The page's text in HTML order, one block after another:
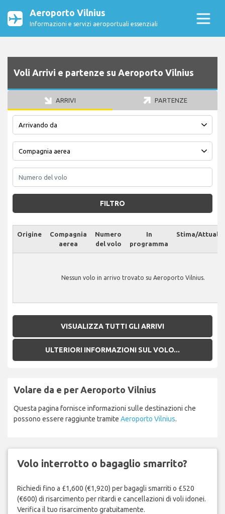
Aeroporto Vilnius
Informazioni e servizi aeroportuali essenziali
Voli Arrivi e partenze su Aeroporto Vilnius
ARRIVI PARTENZE
FILTRO
Origine
Compagnia
aerea
Numero
del volo
In
programma
Stima/Attuale
Nessun volo in arrivo trovato su Aeroporto Vilnius.
VISUALIZZA TUTTI GLI ARRIVI
ULTERIORI INFORMAZIONI SUL VOLO...
Volare da e per Aeroporto Vilnius
Questa pagina fornisce informazioni sulle destinazioni che
possono essere raggiunte tramite Aeroporto Vilnius.
Volo interrotto o bagaglio smarrito?
Richiedi fino a £1,600 (€1,920) per bagagli smarriti o £520
(€600) di risarcimento per ritardi e cancellazioni di voli idonei.
Verifica il tuo risarcimento gratuitamente.